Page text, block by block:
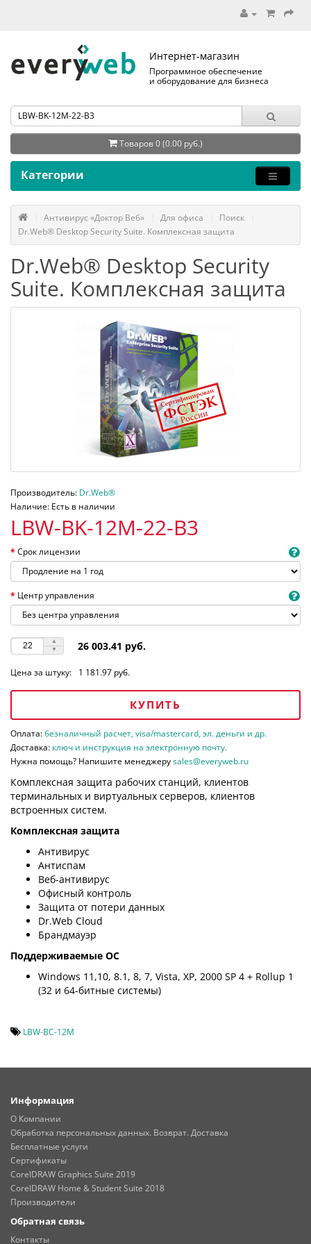
Интернет-магазин
Программное обеспечение
и оборудование для бизнеса
Товаров 0 (0.00 руб.)
Категории
Антивирус «Доктор Веб» Для офиса
Поиск
Dr.Web® Desktop Security Suite. Комплексная защита
Dr.Web® Desktop Security
Suite. Комплексная защита
Производитель: Dr.Web®
Наличие: Есть в наличии
LBW-BK-12M-22-B3
Срок лицензии
Центр управления
26 003.41 руб.
Цена за штуку: 1 181.97 руб.
КУПИТЬ
Оплата:безналичный расчет, visa/mastercard, эл. деньги и др.
Доставка: ключ и инструкция на электронную почту.
Нужна помощь? Напишите менеджеруsales@everyweb.ru
Комплексная защита рабочих станций, клиентов
терминальных и виртуальных серверов, клиентов
встроенных систем.
Комплексная защита
Антивирус
Антиспам
Веб-антивирус
Офисный контроль
Защита от потери данных
Dr.Web Cloud
Брандмауэр
Поддерживаемые ОС
Windows 11,10, 8.1, 8, 7, Vista, XP, 2000 SP 4 + Rollup 1
(32 и 64-битные системы)
LBW-BC-12M
Информация
О Компании
Обработка персональных данных. Возврат. Доставка
Бесплатные услуги
Сертификаты
CorelDRAW Graphics Suite 2019
CorelDRAW Home & Student Suite 2018
Производители
Обратная связь
Контакты